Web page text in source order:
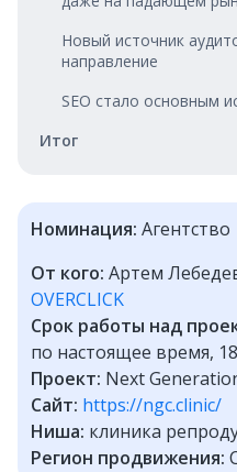
Новый источник
направление
SEO стало основным
Итог
Номинация: Агентство
От кого: Артем
OVERCLICK
Срок работы над
по настоящее время,
Проект: Next
Сайт: https://ngc.clinic/
Ниша: клиника
Регион продвижения: